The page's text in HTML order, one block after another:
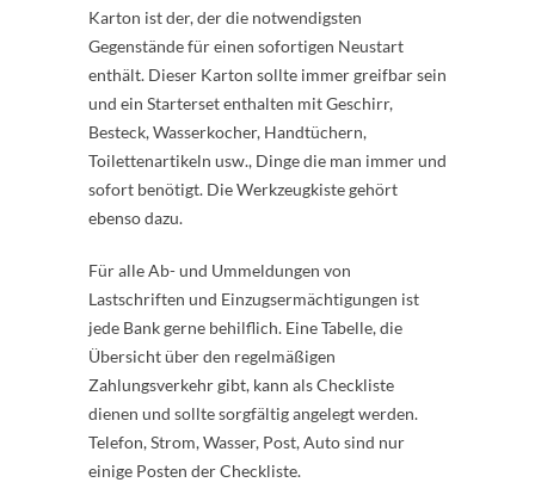
Karton ist der, der die notwendigsten
Gegenstände für einen sofortigen Neustart
enthält. Dieser Karton sollte immer greifbar sein
und ein Starterset enthalten mit Geschirr,
Besteck, Wasserkocher, Handtüchern,
Toilettenartikeln usw., Dinge die man immer und
sofort benötigt. Die Werkzeugkiste gehört
ebenso dazu.
Für alle Ab- und Ummeldungen von
Lastschriften und Einzugsermächtigungen ist
jede Bank gerne behilflich. Eine Tabelle, die
Übersicht über den regelmäßigen
Zahlungsverkehr gibt, kann als Checkliste
dienen und sollte sorgfältig angelegt werden.
Telefon, Strom, Wasser, Post, Auto sind nur
einige Posten der Checkliste.